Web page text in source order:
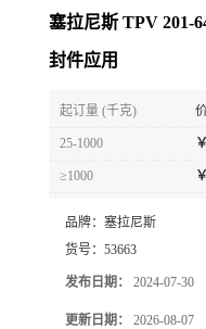
塞拉尼斯 TPV 201-
封件应用
起订量 (千克)
25-1000 ￥
≥1000 ￥
品牌： 塞拉尼斯
货号： 53663
发布日期： 2024-07-30
更新日期： 2026-08-07